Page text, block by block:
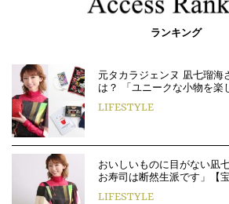
ランキング
元タカラジェンヌ 凪七瑠海
は？ 「ユニークな小物を楽
LIFESTYLE
おいしいものに目がない凪
お寿司は断然生派です」【
LIFESTYLE